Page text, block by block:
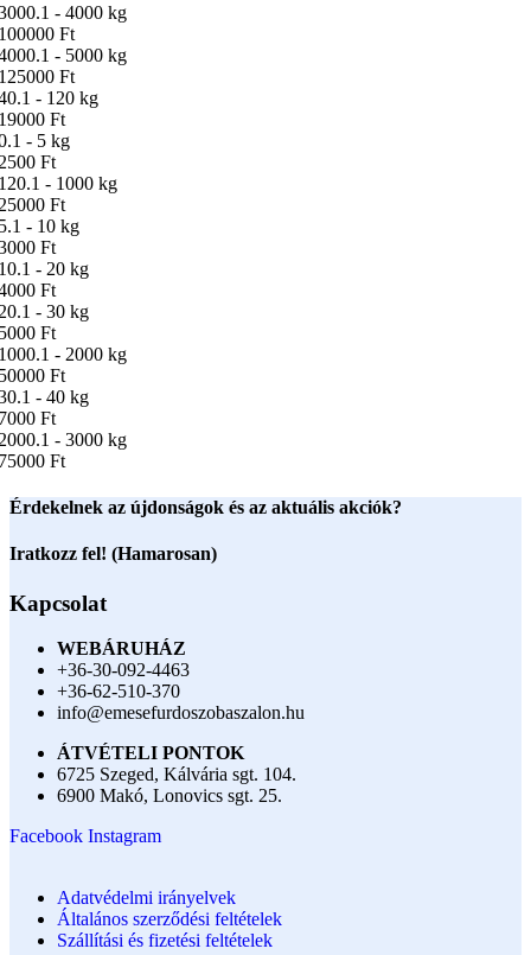
- 4000 kg
Ft
- 5000 kg
Ft
- 120 kg
Ft
- 5 kg
Ft
- 1000 kg
Ft
- 10 kg
Ft
- 20 kg
Ft
- 30 kg
Ft
- 2000 kg
Ft
- 40 kg
Ft
- 3000 kg
Ft
Érdekelnek az újdonságok és az aktuális akciók?
Iratkozz fel! (Hamarosan)
Kapcsolat
WEBÁRUHÁZ
+36-30-092-4463
+36-62-510-370
info@emesefurdoszobaszalon.hu
ÁTVÉTELI PONTOK
6725 Szeged, Kálvária sgt. 104.​
6900 Makó, Lonovics sgt. 25.
Facebook Instagram
Adatvédelmi irányelvek
Általános szerződési feltételek
Szállítási és fizetési feltételek